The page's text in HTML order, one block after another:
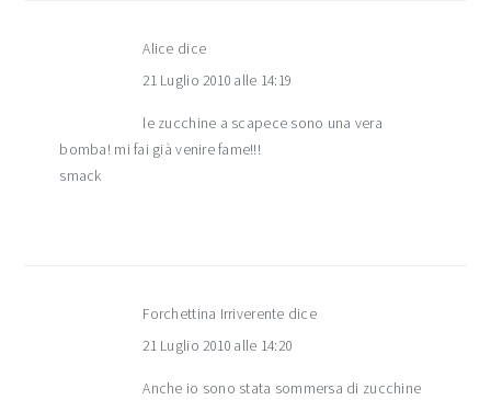
Alice dice
21 Luglio 2010 alle 14:19
le zucchine a scapece sono una vera
bomba! mi fai già venire fame!!!
smack
Forchettina Irriverente dice
21 Luglio 2010 alle 14:20
Anche io sono stata sommersa di zucchine